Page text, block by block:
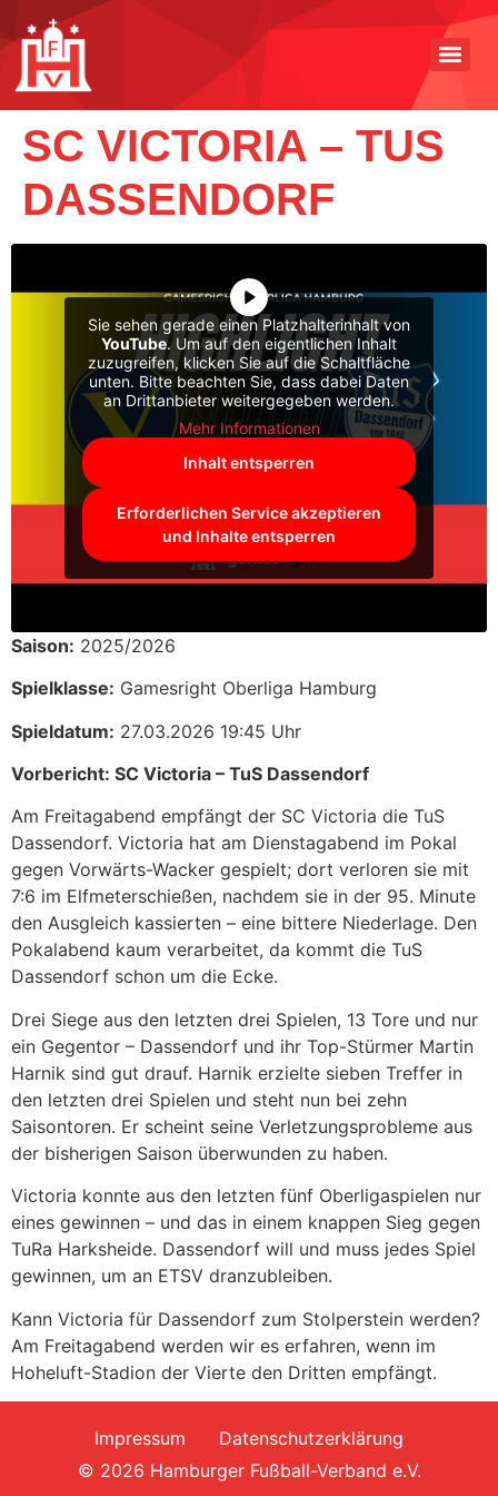
SC VICTORIA – TUS
DASSENDORF
Sie sehen gerade einen Platzhalterinhalt von
YouTube. Um auf den eigentlichen Inhalt
zuzugreifen, klicken Sie auf die Schaltfläche
unten. Bitte beachten Sie, dass dabei Daten
an Drittanbieter weitergegeben werden.
Mehr Informationen
Inhalt entsperren
Erforderlichen Service akzeptieren
und Inhalte entsperren
Saison: 2025/2026
Spielklasse: Gamesright Oberliga Hamburg
Spieldatum: 27.03.2026 19:45 Uhr
Vorbericht: SC Victoria – TuS Dassendorf
Am Freitagabend empfängt der SC Victoria die TuS
Dassendorf. Victoria hat am Dienstagabend im Pokal
gegen Vorwärts-Wacker gespielt; dort verloren sie mit
7:6 im Elfmeterschießen, nachdem sie in der 95. Minute
den Ausgleich kassierten – eine bittere Niederlage. Den
Pokalabend kaum verarbeitet, da kommt die TuS
Dassendorf schon um die Ecke.
Drei Siege aus den letzten drei Spielen, 13 Tore und nur
ein Gegentor – Dassendorf und ihr Top-Stürmer Martin
Harnik sind gut drauf. Harnik erzielte sieben Treffer in
den letzten drei Spielen und steht nun bei zehn
Saisontoren. Er scheint seine Verletzungsprobleme aus
der bisherigen Saison überwunden zu haben.
Victoria konnte aus den letzten fünf Oberligaspielen nur
eines gewinnen – und das in einem knappen Sieg gegen
TuRa Harksheide. Dassendorf will und muss jedes Spiel
gewinnen, um an ETSV dranzubleiben.
Kann Victoria für Dassendorf zum Stolperstein werden?
Am Freitagabend werden wir es erfahren, wenn im
Hoheluft-Stadion der Vierte den Dritten empfängt.
Impressum
Datenschutzerklärung
© 2026 Hamburger Fußball-Verband e.V.